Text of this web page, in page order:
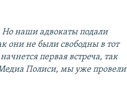
Но наши адвокаты подали
они не были свободны в тот
первая встреча, так
Полиси, мы уже провели